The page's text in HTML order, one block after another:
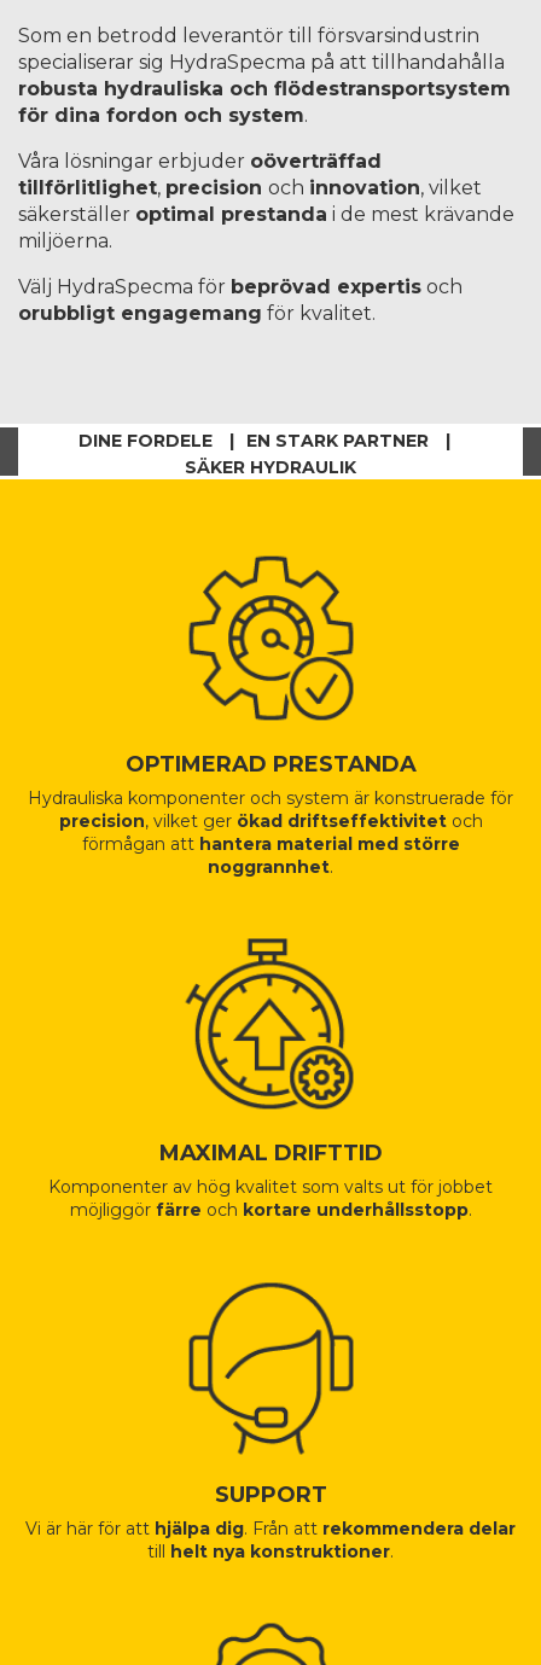
Som en betrodd leverantör till försvarsindustrin
specialiserar sig HydraSpecma på att tillhandahålla
robusta hydrauliska och flödestransportsystem
för dina fordon och system.
Våra lösningar erbjuder oöverträffad
tillförlitlighet, precision och innovation, vilket
säkerställer optimal prestanda i de mest krävande
miljöerna.
Välj HydraSpecma för beprövad expertis och
orubbligt engagemang för kvalitet.
DINE FORDELE
EN STARK PARTNER
SÄKER HYDRAULIK
OPTIMERAD PRESTANDA
Hydrauliska komponenter och system är konstruerade för
precision, vilket ger ökad driftseffektivitetoch
förmågan att hantera material med större
noggrannhet.
MAXIMAL DRIFTTID
Komponenter av hög kvalitet som valts ut för jobbet
möjliggör färre och kortare underhållsstopp.
SUPPORT
Vi är här för att hjälpa dig. Från att rekommendera delar
till
helt nya konstruktioner.